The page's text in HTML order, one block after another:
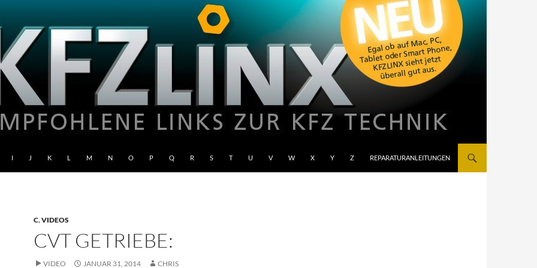
I J K L M N O P Q R S T U V W X Y Z REPARATURANLEITUNGEN
C,VIDEOS
CVT GETRIEBE:
VIDEO JANUAR 31, 2014 CHRIS